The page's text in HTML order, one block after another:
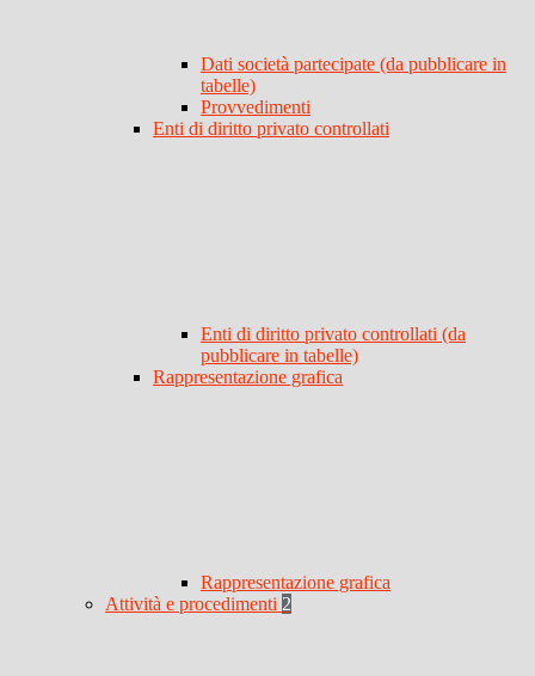
Dati società partecipate (da pubblicare in
tabelle)
Provvedimenti
Enti di diritto privato controllati
Enti di diritto privato controllati (da
pubblicare in tabelle)
Rappresentazione grafica
Rappresentazione grafica
Attività e procedimenti 2